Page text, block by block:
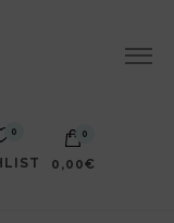
0 0
0,00€